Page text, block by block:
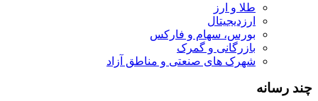
طلا و ارز
ارزدیجیتال
بورس، سهام و فارکس
بازرگانی و گمرک
شهرک های صنعتی و مناطق آزاد
چند رسانه